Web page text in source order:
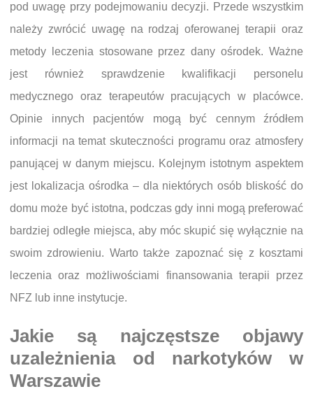
pod uwagę przy podejmowaniu decyzji. Przede wszystkim
należy zwrócić uwagę na rodzaj oferowanej terapii oraz
metody leczenia stosowane przez dany ośrodek. Ważne
jest również sprawdzenie kwalifikacji personelu
medycznego oraz terapeutów pracujących w placówce.
Opinie innych pacjentów mogą być cennym źródłem
informacji na temat skuteczności programu oraz atmosfery
panującej w danym miejscu. Kolejnym istotnym aspektem
jest lokalizacja ośrodka – dla niektórych osób bliskość do
domu może być istotna, podczas gdy inni mogą preferować
bardziej odległe miejsca, aby móc skupić się wyłącznie na
swoim zdrowieniu. Warto także zapoznać się z kosztami
leczenia oraz możliwościami finansowania terapii przez
NFZ lub inne instytucje.
Jakie są najczęstsze objawy
uzależnienia od narkotyków w
Warszawie